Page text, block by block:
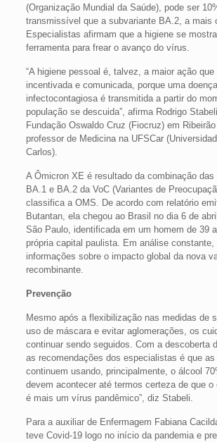
(Organização Mundial da Saúde), pode ser
transmissível que a subvariante BA.2, a mais
Especialistas afirmam que a higiene se
ferramenta para frear o avanço do vírus.
“A higiene pessoal é, talvez, a maior ação que
incentivada e comunicada, porque uma doença
infectocontagiosa é transmitida a partir do
população se descuida”, afirma Rodrigo
Fundação Oswaldo Cruz (Fiocruz) em
professor de Medicina na UFSCar
Carlos).
A Ômicron XE é resultado da combinação das
BA.1 e BA.2 da VoC (Variantes de
classifica a OMS. De acordo com relatório
Butantan, ela chegou ao Brasil no dia 6 de
São Paulo, identificada em um homem de 39
própria capital paulista. Em análise constante,
informações sobre o impacto global da nova
recombinante.
Prevenção
Mesmo após a flexibilização nas medidas de
uso de máscara e evitar aglomerações, os
continuar sendo seguidos. Com a descoberta
as recomendações dos especialistas é que as
continuem usando, principalmente, o álcool
devem acontecer até termos certeza de que o
é mais um vírus pandêmico”, diz Stabeli.
Para a auxiliar de Enfermagem Fabiana
teve Covid-19 logo no início da pandemia e